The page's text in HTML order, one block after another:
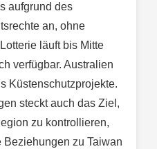
aufgrund des
an, ohne
läuft bis Mitte
verfügbar. Australien
Küstenschutzprojekte.
steckt auch das Ziel,
zu kontrollieren,
zu Taiwan